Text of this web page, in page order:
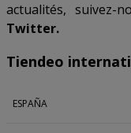
actualités, suivez-
Twitter.
Tiendeo
ESPAÑA